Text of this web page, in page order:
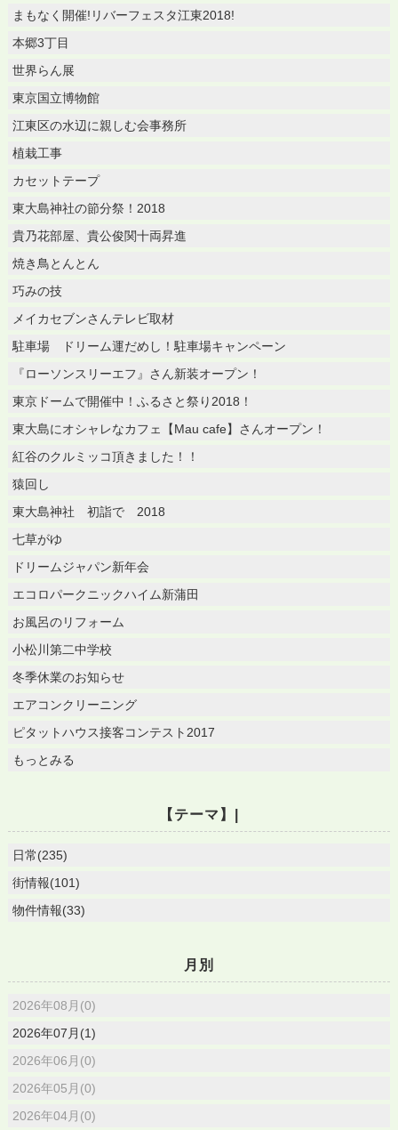
まもなく開催!リバーフェスタ江東2018!
本郷3丁目
世界らん展
東京国立博物館
江東区の水辺に親しむ会事務所
植栽工事
カセットテープ
東大島神社の節分祭！2018
貴乃花部屋、貴公俊関十両昇進
焼き鳥とんとん
巧みの技
メイカセブンさんテレビ取材
駐車場 ドリーム運だめし！駐車場キャンペーン
『ローソンスリーエフ』さん新装オープン！
東京ドームで開催中！ふるさと祭り2018！
東大島にオシャレなカフェ【Mau cafe】さんオープン！
紅谷のクルミッコ頂きました！！
猿回し
東大島神社 初詣で 2018
七草がゆ
ドリームジャパン新年会
エコロパークニックハイム新蒲田
お風呂のリフォーム
小松川第二中学校
冬季休業のお知らせ
エアコンクリーニング
ピタットハウス接客コンテスト2017
もっとみる
【テーマ】|
日常(235)
街情報(101)
物件情報(33)
月別
2026年08月(0)
2026年07月(1)
2026年06月(0)
2026年05月(0)
2026年04月(0)